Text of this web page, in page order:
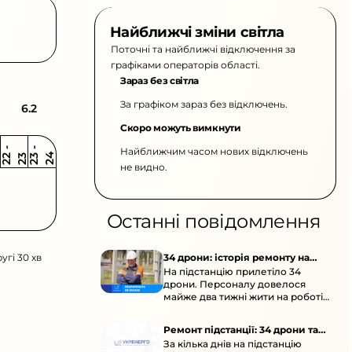
6.2
2 2
-
2 3 2 3
-
2 4
30 хв
Найближчі зміни світла
Поточні та найближчі відключення за
графіками операторів області.
Зараз без світла
За графіком зараз без відключень.
Скоро можуть вимкнути
Найближчим часом нових відключень
не видно.
Останні повідомлення
34 дрони: історія ремонту на
підстанції
На підстанцію прилетіло 34
дрони. Персоналу довелося
майже два тижні жити на роботі
Ремонт підстанції: 34 дрони та
окупація
За кілька днів на підстанцію